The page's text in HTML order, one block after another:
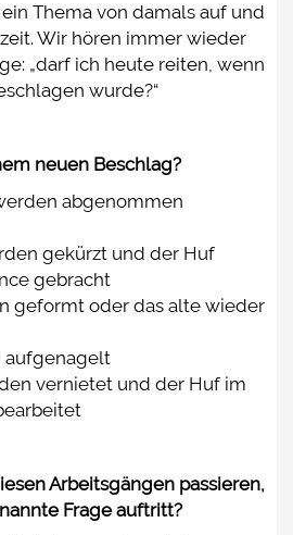
Thema von damals auf und
Wir hören immer wieder
„darf ich heute reiten, wenn
wurde?“
neuen Beschlag?
abgenommen
gekürzt und der Huf
gebracht
geformt oder das alte wieder
aufgenagelt
vernietet und der Huf im
Arbeitsgängen passieren,
Frage auftritt?